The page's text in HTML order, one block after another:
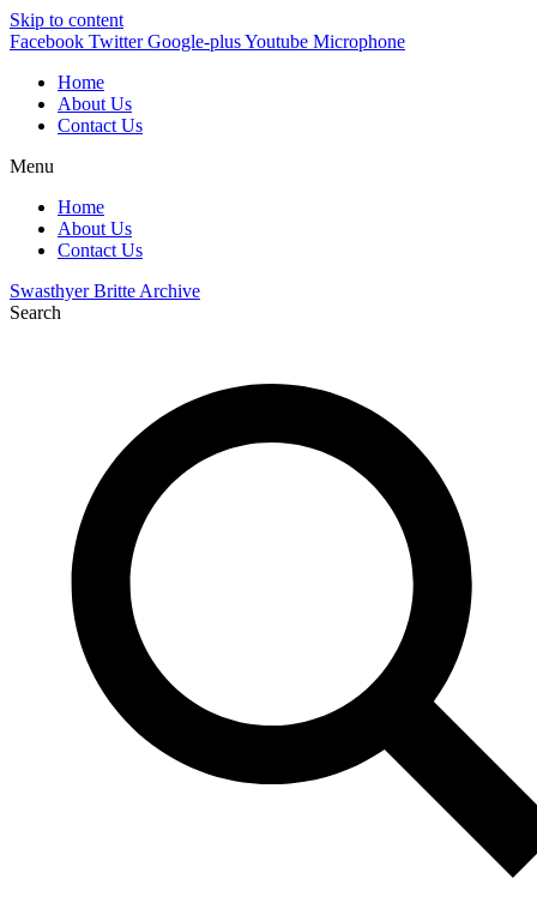
Skip to content
Facebook Twitter Google-plusYoutube Microphone
Home
About Us
Contact Us
Menu
Home
About Us
Contact Us
Swasthyer Britte Archive
Search